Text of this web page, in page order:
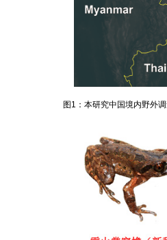
图1：本研究中国境内野外调